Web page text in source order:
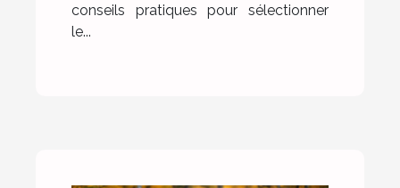
conseils pratiques pour sélectionner
le...